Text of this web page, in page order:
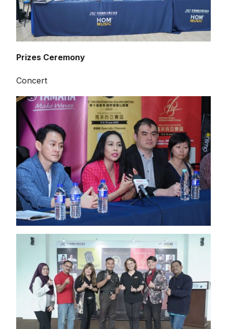
Prizes Ceremony
Concert